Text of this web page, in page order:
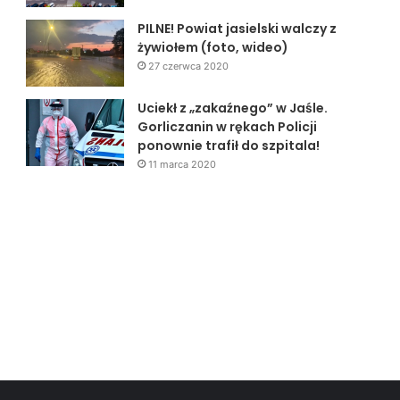
PILNE! Powiat jasielski walczy z
żywiołem (foto, wideo)
27 czerwca 2020
Uciekł z „zakaźnego” w Jaśle.
Gorliczanin w rękach Policji
ponownie trafił do szpitala!
11 marca 2020